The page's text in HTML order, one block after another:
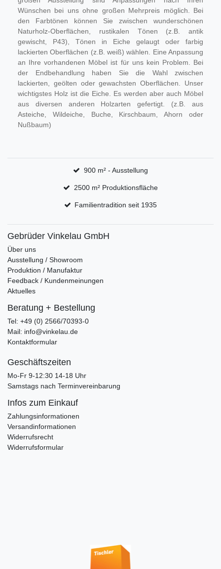
Wünschen bei uns ohne großen Mehrpreis möglich. Bei
den Farbtönen können Sie zwischen wunderschönen
Naturholz-Oberflächen, rustikalen Tönen (z.B. antik
gewischt, P43), Tönen in Eiche gelaugt oder farbig
lackierten Oberflächen (z.B. weiß) wählen. Eine Anpassung
an Ihre vorhandenen Möbel ist für uns kein Problem. Bei
der Endbehandlung haben Sie die Wahl zwischen
lackierten, geölten oder gewachsten Oberflächen. Unser
wichtigstes Holz ist die Eiche. Es werden aber auch Möbel
aus diversen anderen Holzarten gefertigt. (z.B. aus
Asteiche, Wildeiche, Buche, Kirschbaum, Ahorn oder
Nußbaum)
900 m² - Ausstellung
2500 m² Produktionsfläche
Familientradition seit 1935
Gebrüder Vinkelau GmbH
Über uns
Ausstellung / Showroom
Produktion / Manufaktur
Feedback / Kundenmeinungen
Aktuelles
Beratung + Bestellung
Tel: +49 (0) 2566/70393-0
Mail: info@vinkelau.de
Kontaktformular
Geschäftszeiten
Mo-Fr 9-12:30 14-18 Uhr
Samstags nach Terminvereinbarung
Infos zum Einkauf
Zahlungsinformationen
Versandinformationen
Widerrufsrecht
Widerrufsformular